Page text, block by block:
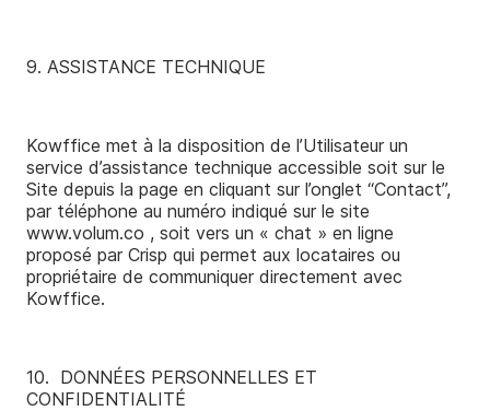
9. ASSISTANCE TECHNIQUE
Kowffice met à la disposition de l’Utilisateur un
service d’assistance technique accessible soit sur le
Site depuis la page en cliquant sur l’onglet “Contact”,
par téléphone au numéro indiqué sur le site
www.volum.co , soit vers un « chat » en ligne
proposé par Crisp qui permet aux locataires ou
propriétaire de communiquer directement avec
Kowffice.
10. ­ DONNÉES PERSONNELLES ET
CONFIDENTIALITÉ